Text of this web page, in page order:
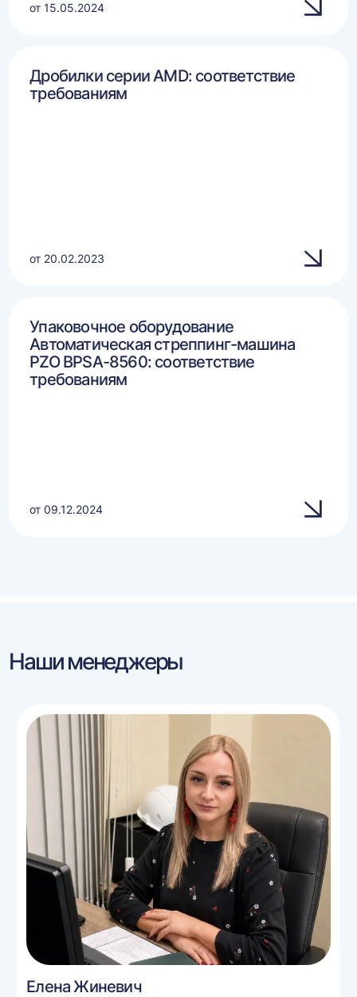
от 15.05.2024
Дробилки серии AMD: соответствие
требованиям
от 20.02.2023
Упаковочное оборудование
Автоматическая стреппинг-машина
PZO BPSA-8560: соответствие
требованиям
от 09.12.2024
Наши менеджеры
Елена Жиневич